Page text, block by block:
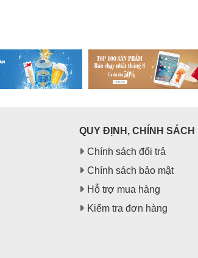
QUY ĐỊNH, CHÍNH SÁCH
Chính sách đổi trả
Chính sách bảo mật
Hỗ trợ mua hàng
Kiểm tra đơn hàng